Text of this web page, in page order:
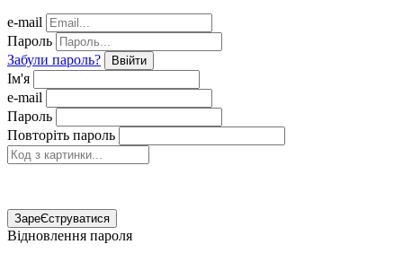
e-mail
Пароль
Забули пароль?
Ввійти
Ім'я
e-mail
Пароль
Повторіть пароль
ЗареЄструватися
Відновлення пароля